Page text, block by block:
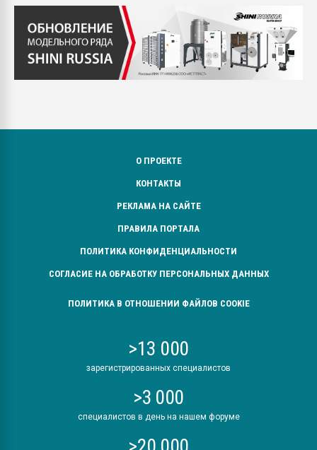
О ПРОЕКТЕ
КОНТАКТЫ
РЕКЛАМА НА САЙТЕ
ПРАВИЛА ПОРТАЛА
ПОЛИТИКА КОНФИДЕНЦИАЛЬНОСТИ
СОГЛАСИЕ НА ОБРАБОТКУ ПЕРСОНАЛЬНЫХ ДАННЫХ
ПОЛИТИКА В ОТНОШЕНИИ ФАЙЛОВ COOKIE
>13 000
зарегистрированных специалистов
>3 000
специалистов в день на нашем форуме